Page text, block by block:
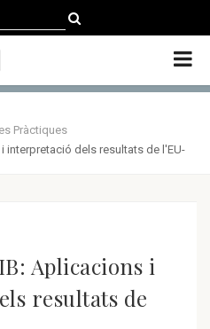
ENGLISH
Pràctiques
interpretació dels resultats de l'EU-
Aplicacions i
resultats de